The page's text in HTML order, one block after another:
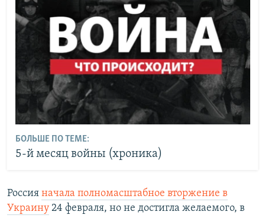
БОЛЬШЕ ПО ТЕМЕ:
5-й месяц войны (хроника)
Россия начала полномасштабное вторжение в
Украину 24 февраля, но не достигла желаемого, в